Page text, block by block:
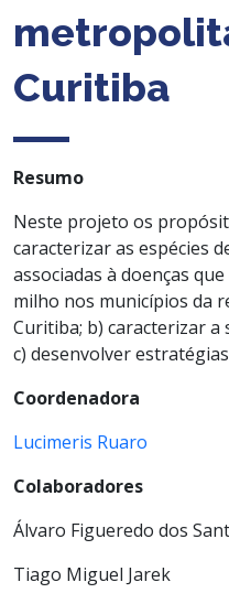
Curitiba
Resumo
Neste projeto os
caracterizar as espécies
associadas à doenças
milho nos municípios da
Curitiba; b) caracterizar a
c) desenvolver
Coordenadora
Lucimeris Ruaro
Colaboradores
Álvaro Figueredo dos
Tiago Miguel Jarek